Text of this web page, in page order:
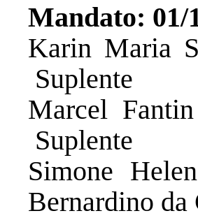
Mandato: 01/
Karin Maria
Suplente
Marcel
Suplente
Simone
Bernardino da